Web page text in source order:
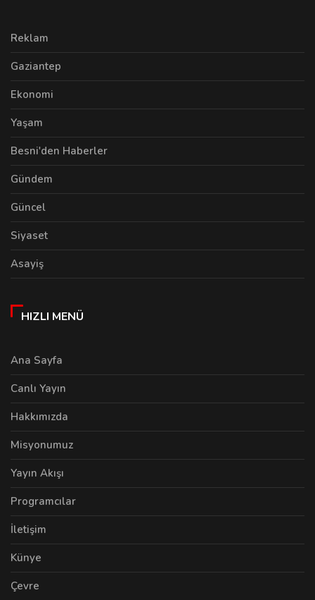
Reklam
Gaziantep
Ekonomi
Yaşam
Besni'den Haberler
Gündem
Güncel
Siyaset
Asayiş
HIZLI MENÜ
Ana Sayfa
Canlı Yayın
Hakkımızda
Misyonumuz
Yayın Akışı
Programcılar
İletişim
Künye
Çevre